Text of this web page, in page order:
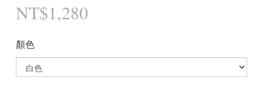
NT$1,280
顏色